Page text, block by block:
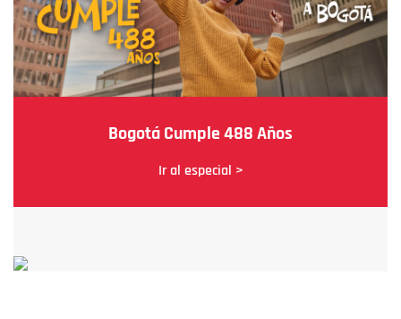
Bogotá Cumple 488 Años
Ir al especial >